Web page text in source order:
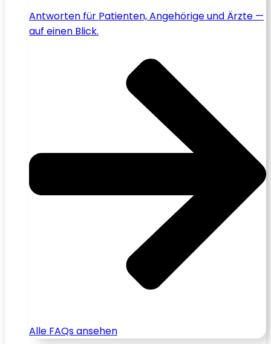
Antworten für Patienten, Angehörige und Ärzte —
auf einen Blick.
Alle FAQs ansehen